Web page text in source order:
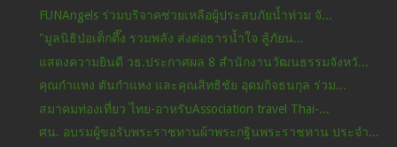
FUNAngels ร่วมบริจาคช่วยเหลือผู้ประสบภัยน้ำท่วม จั...
"มูลนิธิป่อเต็กตึ๊ง รวมพลัง ส่งต่อธารน้ำใจ สู้ภัยน...
แสดงความยินดี วธ.ประกาศผล 8 สำนักงานวัฒนธรรมจังหวั...
คุณกำแหง ตันกำแหง และคุณสิทธิชัย อุดมกิจธนกุล ร่วม...
สมาคมท่องเที่ยว ไทย-อาหรับAssociation travel Thai-...
ศน. อบรมผู้ขอรับพระราชทานผ้าพระกฐินพระราชทาน ประจำ...